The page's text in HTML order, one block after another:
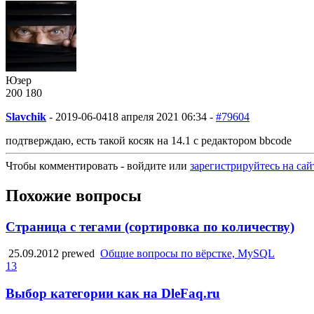
Юзер
200 180
Slavchik - 2019-06-0418 апреля 2021 06:34 - #79604
подтверждаю, есть такой косяк на 14.1 с редактором bbcode
Чтобы комментировать - войдите или зарегистрируйтесь на
Похожие вопросы
Страница с тегами (сортировка по количеству)
25.09.2012 prewed Общие вопросы по вёрстке, MySQL
13
Выбор категории как на DleFaq.ru